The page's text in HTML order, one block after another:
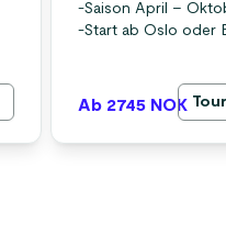
-Saison April –
-Start ab Oslo oder
Ab 2745 NOK